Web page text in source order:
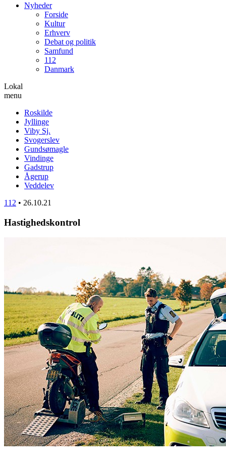
Nyheder
Forside
Kultur
Erhverv
Debat og politik
Samfund
112
Danmark
Lokal
menu
Roskilde
Jyllinge
Viby Sj.
Svogerslev
Gundsømagle
Vindinge
Gadstrup
Ågerup
Veddelev
112 • 26.10.21
Hastighedskontrol